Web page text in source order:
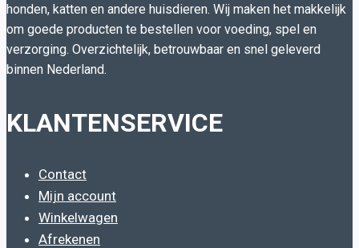
honden, katten en andere huisdieren. Wij maken het makkelijk
om goede producten te bestellen voor voeding, spel en
verzorging. Overzichtelijk, betrouwbaar en snel geleverd
binnen Nederland.
KLANTENSERVICE
Contact
Mijn account
Winkelwagen
Afrekenen